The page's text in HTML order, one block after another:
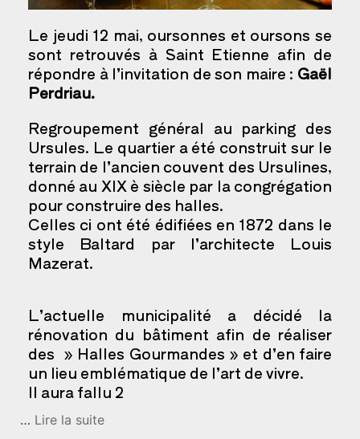
‌Le jeudi 12 mai, oursonnes et oursons se
sont retrouvés à Saint Etienne afin de
répondre à l’invitation de son maire : Gaël
Perdriau.
Regroupement général au parking des
Ursules. Le quartier a été construit sur le
terrain de l’ancien couvent des Ursulines,
donné au XIX è siècle par la congrégation
pour construire des halles.
Celles ci ont été édifiées en 1872 dans le
style Baltard par l’architecte Louis
Mazerat.
L’actuelle municipalité a décidé la
rénovation du bâtiment afin de réaliser
des » Halles Gourmandes » et d’en faire
un lieu emblématique de l’art de vivre.
Il aura fallu 2
… Lire la suite